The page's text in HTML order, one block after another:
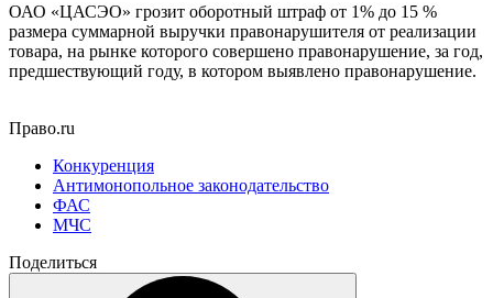
ОАО «ЦАСЭО» грозит оборотный штраф от 1% до 15 %
размера суммарной выручки правонарушителя от реализации
товара, на рынке которого совершено правонарушение, за год,
предшествующий году, в котором выявлено правонарушение.
Право.ru
Конкуренция
Антимонопольное законодательство
ФАС
МЧС
Поделиться